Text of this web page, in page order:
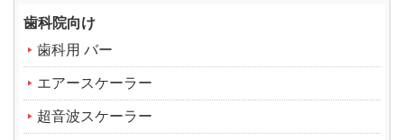
歯科院向け
歯科用 バー
エアースケーラー
超音波スケーラー